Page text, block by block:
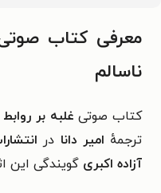
معرفی کتاب
ناسالم
کتاب صوتی غلبه بر
ترجمهٔ امیر دانا در
آزاده اکبری گویندگی این